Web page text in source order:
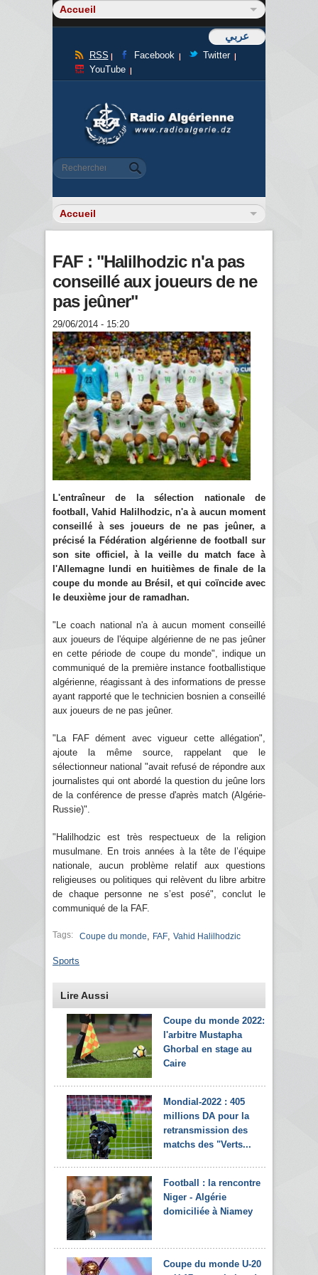
عربي
RSS Facebook
Twitter
YouTube
Formulaire de recherche
Rechercher
FAF : "Halilhodzic n'a pas
conseillé aux joueurs de ne
pas jeûner"
29/06/2014 - 15:20
L'entraîneur de la sélection nationale de
football, Vahid Halilhodzic, n'a à aucun moment
conseillé à ses joueurs de ne pas jeûner, a
précisé la Fédération algérienne de football sur
son site officiel, à la veille du match face à
l'Allemagne lundi en huitièmes de finale de la
coupe du monde au Brésil, et qui coïncide avec
le deuxième jour de ramadhan.
"Le coach national n'a à aucun moment conseillé
aux joueurs de l'équipe algérienne de ne pas jeûner
en cette période de coupe du monde", indique un
communiqué de la première instance footballistique
algérienne, réagissant à des informations de presse
ayant rapporté que le technicien bosnien a conseillé
aux joueurs de ne pas jeûner.
"La FAF dément avec vigueur cette allégation",
ajoute la même source, rappelant que le
sélectionneur national "avait refusé de répondre aux
journalistes qui ont abordé la question du jeûne lors
de la conférence de presse d'après match (Algérie-
Russie)".
"Halilhodzic est très respectueux de la religion
musulmane. En trois années à la tête de l’équipe
nationale, aucun problème relatif aux questions
religieuses ou politiques qui relèvent du libre arbitre
de chaque personne ne s’est posé", conclut le
communiqué de la FAF.
Tags: Coupe du monde FAF Vahid Halilhodzic
Sports
Lire Aussi
Coupe du monde 2022:
l'arbitre Mustapha
Ghorbal en stage au
Caire
Mondial-2022 : 405
millions DA pour la
retransmission des
matchs des "Verts...
Football : la rencontre
Niger - Algérie
domiciliée à Niamey
Coupe du monde U-20